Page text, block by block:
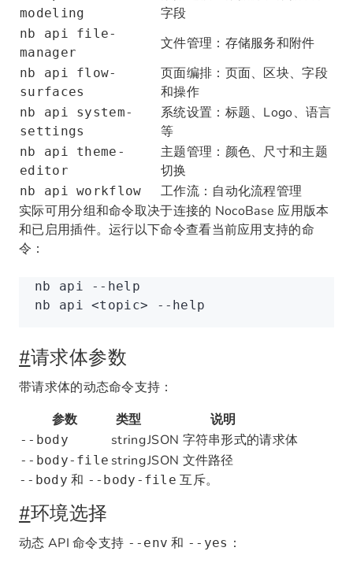
modeling
字段
nb api file-
manager
文件管理：存储服务和附件
nb api flow-
surfaces
页面编排：页面、区块、字段
和操作
nb api system-
settings
系统设置：标题、Logo、语言
等
nb api theme-
editor
主题管理：颜色、尺寸和主题
切换
nb api workflow
工作流：自动化流程管理
实际可用分组和命令取决于连接的 NocoBase 应用版本
和已启用插件。运行以下命令查看当前应用支持的命
令：
nb api --help
nb api <topic> --help
#请求体参数
带请求体的动态命令支持：
参数
类型 说明
--body stringJSON 字符串形式的请求体
--body-file stringJSON 文件路径
--body 和 --body-file 互斥。
#环境选择
动态 API 命令支持 --env 和 --yes ：